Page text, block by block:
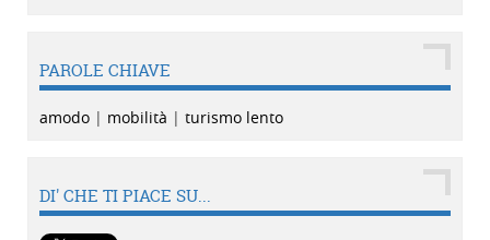
PAROLE CHIAVE
amodo | mobilità | turismo lento
DI' CHE TI PIACE SU...